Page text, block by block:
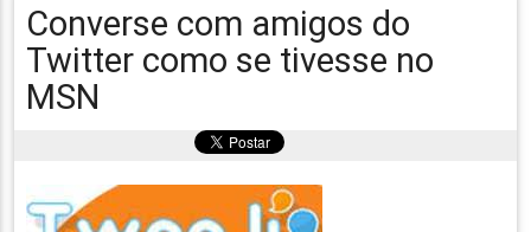
Converse com amigos do
Twitter como se tivesse no
MSN